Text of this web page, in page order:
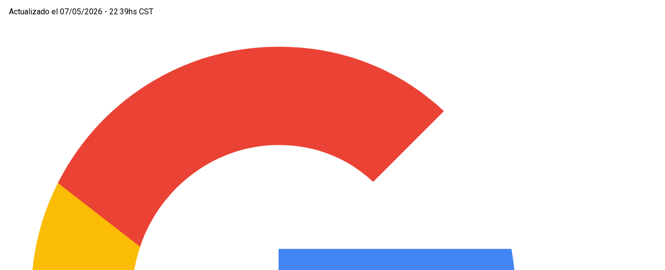
Actualizado el 07/05/2026 - 22:39hs CST